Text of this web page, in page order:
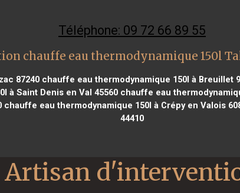
Téléphone: 09 72 66 89 55
chauffe eau thermodynamique 150l
87240 chauffe eau thermodynamique 150l à Breuillet
à Saint Denis en Val 45560 chauffe eau
chauffe eau thermodynamique 150l à Crépy en Valois
44410
Artisan